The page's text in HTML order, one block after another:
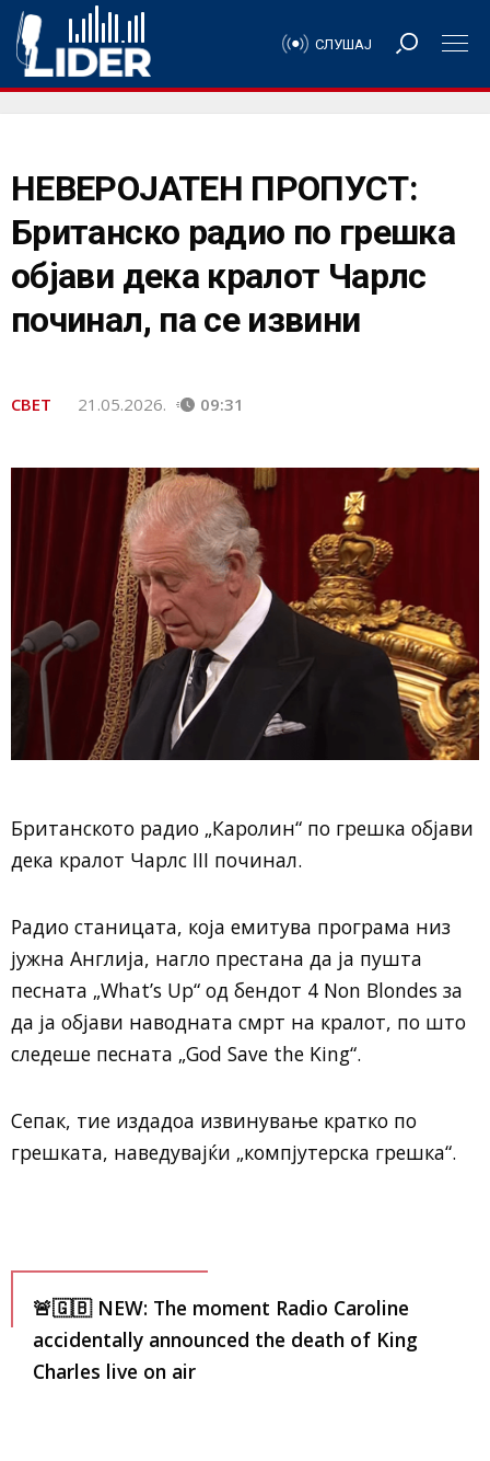
СЛУШАЈ
НЕВЕРОЈАТЕН ПРОПУСТ:
Британско радио по грешка
објави дека кралот Чарлс
починал, па се извини
СВЕТ 21.05.2026. 09:31
Британското радио „Каролин“ по грешка објави
дека кралот Чарлс III починал.
Радио станицата, која емитува програма низ
јужна Англија, нагло престана да ја пушта
песната „What’s Up“ од бендот 4 Non Blondes за
да ја објави наводната смрт на кралот, по што
следеше песната „God Save the King“.
Сепак, тие издадоа извинување кратко по
грешката, наведувајќи „компјутерска грешка“.
🚨🇬🇧 NEW: The moment Radio Caroline
accidentally announced the death of King
Charles live on air